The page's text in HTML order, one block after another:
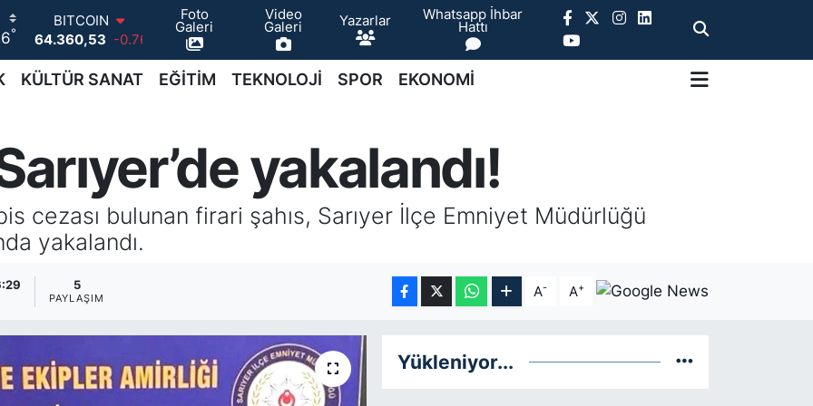
°
BITCOIN
64.360,53 -0.76
47,7143 0.16
GRAM ALTIN
6574.81 1.44
BİST100
13.887
64
Foto
Galeri
Video
Galeri Yazarlar Whatsapp İhbar
Hattı
KÜLTÜR SANAT EĞİTİM TEKNOLOJİ SPOR EKONOMİ
yakalandı!
cezası bulunan firari şahıs, Sarıyer İlçe Emniyet Müdürlüğü
yakalandı.
5
PAYLAŞIM A- A+
Yükleniyor...